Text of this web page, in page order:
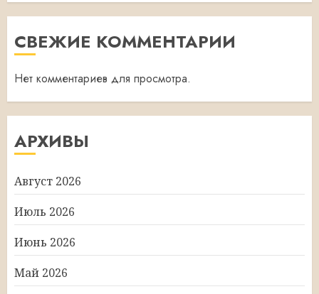
СВЕЖИЕ КОММЕНТАРИИ
Нет комментариев для просмотра.
АРХИВЫ
Август 2026
Июль 2026
Июнь 2026
Май 2026